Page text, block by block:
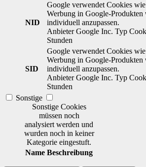
NID
Google verwendet Cookies
Werbung in Google-Produkten
individuell anzupassen.
Anbieter Google Inc. Typ
Stunden
SID
Google verwendet Cookies
Werbung in Google-Produkten
individuell anzupassen.
Anbieter Google Inc. Typ
Stunden
Sonstige
Sonstige Cookies
müssen noch
analysiert werden und
wurden noch in keiner
Kategorie eingestuft.
Name Beschreibung